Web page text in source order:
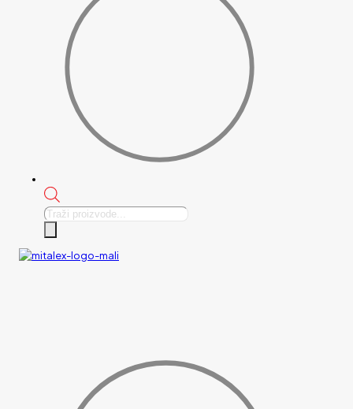
Products